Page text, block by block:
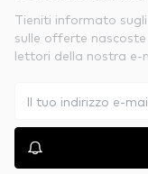
Tieniti informato
sulle offerte nascoste
lettori della nostra e-